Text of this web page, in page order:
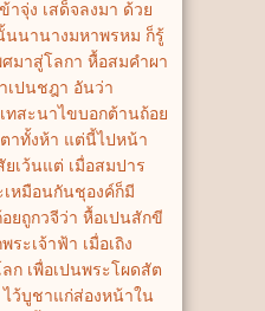
จุ่ง เสด็จลงมา ด้วย
นานางมหาพรหม ก็รู้
ศมาสู่โลกา หื้อสมคำผา
เปนชฎา อันว่า
ทสะนาไขบอกต้านถ้อย
าทั้งห้า แต่นี้ไปหน้า
เว้นแต่ เมื่อสมปาร
เหมือนกันชุองค์ก็มี
ยถูกวจีว่า หื้อเปนสักขี
ะเจ้าฟ้า เมื่อเถิง
เพื่อเปนพระโผดสัต
ว้บูชาแก่ส่องหน้าใน